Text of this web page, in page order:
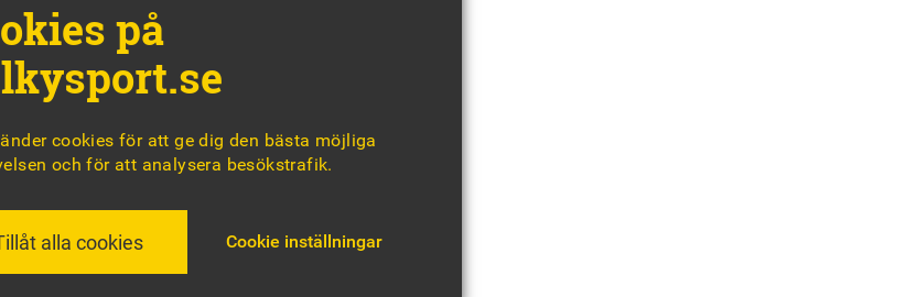
& ansvarig utgivare:
på
cookies för att ge dig den bästa möjliga
och för att analysera besökstrafik.
alla cookies Cookie inställningar